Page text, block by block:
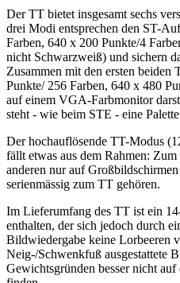
Der TT bietet insgesamt sechs
drei Modi entsprechen den ST-
Farben, 640 x 200 Punkte/4
nicht Schwarzweiß) und sichern
Zusammen mit den ersten
Punkte/ 256 Farben, 640 x 480
auf einem VGA-Farbmonitor
steht - wie beim STE - eine
Der hochauflösende TT-Modus
fällt etwas aus dem Rahmen:
anderen nur auf
serienmässig zum TT gehören.
Im Lieferumfang des TT ist ein
enthalten, der sich jedoch durch
Bildwiedergabe keine Lorbeeren
Neig-/Schwenkfuß ausgestattete
Gewichtsgründen besser nicht